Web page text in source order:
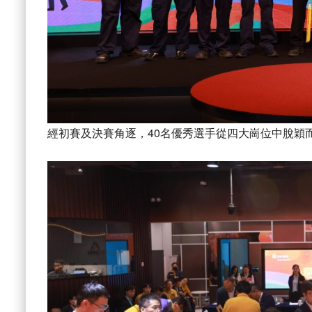
經初賽及決賽角逐，40名優秀選手從四大崗位中脫穎